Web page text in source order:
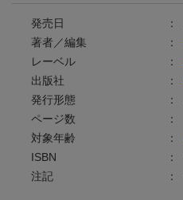
発売日 ：
著者／編集
：
レーベル
：
出版社
：
発行形態
：
ページ数
：
対象年齢
：
ISBN
：
注記
：